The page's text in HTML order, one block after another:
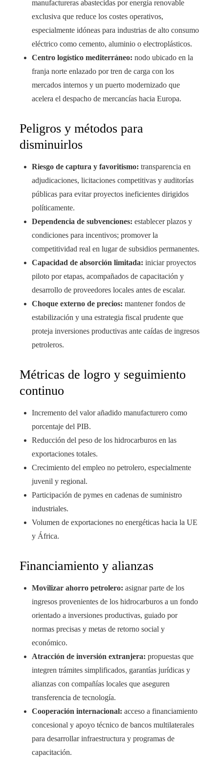
manufactureras abastecidas por energía renovable
exclusiva que reduce los costes operativos,
especialmente idóneas para industrias de alto consumo
eléctrico como cemento, aluminio o electroplásticos.
Centro logístico mediterráneo: nodo ubicado en la
franja norte enlazado por tren de carga con los
mercados internos y un puerto modernizado que
acelera el despacho de mercancías hacia Europa.
Peligros y métodos para
disminuirlos
Riesgo de captura y favoritismo: transparencia en
adjudicaciones, licitaciones competitivas y auditorías
públicas para evitar proyectos ineficientes dirigidos
políticamente.
Dependencia de subvenciones: establecer plazos y
condiciones para incentivos; promover la
competitividad real en lugar de subsidios permanentes.
Capacidad de absorción limitada: iniciar proyectos
piloto por etapas, acompañados de capacitación y
desarrollo de proveedores locales antes de escalar.
Choque externo de precios: mantener fondos de
estabilización y una estrategia fiscal prudente que
proteja inversiones productivas ante caídas de ingresos
petroleros.
Métricas de logro y seguimiento
continuo
Incremento del valor añadido manufacturero como
porcentaje del PIB.
Reducción del peso de los hidrocarburos en las
exportaciones totales.
Crecimiento del empleo no petrolero, especialmente
juvenil y regional.
Participación de pymes en cadenas de suministro
industriales.
Volumen de exportaciones no energéticas hacia la UE
y África.
Financiamiento y alianzas
Movilizar ahorro petrolero: asignar parte de los
ingresos provenientes de los hidrocarburos a un fondo
orientado a inversiones productivas, guiado por
normas precisas y metas de retorno social y
económico.
Atracción de inversión extranjera: propuestas que
integren trámites simplificados, garantías jurídicas y
alianzas con compañías locales que aseguren
transferencia de tecnología.
Cooperación internacional: acceso a financiamiento
concesional y apoyo técnico de bancos multilaterales
para desarrollar infraestructura y programas de
capacitación.